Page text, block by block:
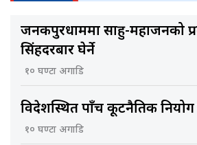
जनकपुरधाममा साहु-महाजनको
सिंहदरबार घेर्ने
१० घण्टा अगाडि
विदेशस्थित पाँच कूटनैतिक नियोग
१० घण्टा अगाडि